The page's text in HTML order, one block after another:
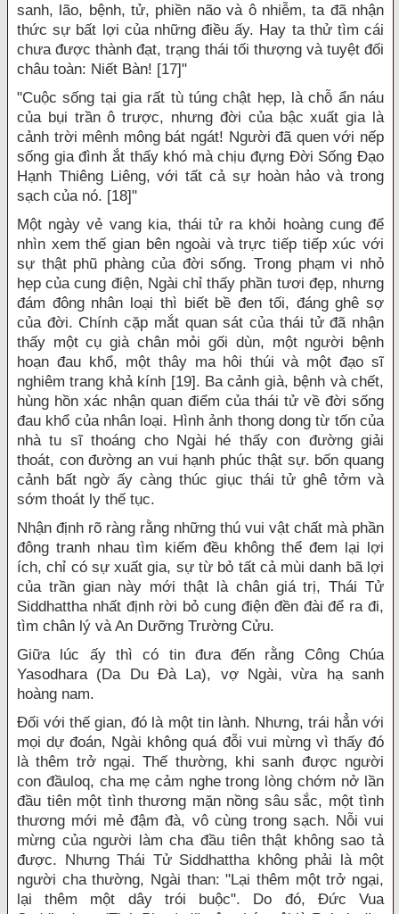
sanh, lão, bệnh, tử, phiền não và ô nhiễm, ta đã nhận
thức sự bất lợi của những điều ấy. Hay ta thử tìm cái
chưa được thành đạt, trạng thái tối thượng và tuyệt đối
châu toàn: Niết Bàn! [17]"
"Cuộc sống tại gia rất tù túng chật hẹp, là chỗ ẩn náu
của bụi trần ô trược, nhưng đời của bậc xuất gia là
cảnh trời mênh mông bát ngát! Người đã quen với nếp
sống gia đình ắt thấy khó mà chịu đựng Đời Sống Đạo
Hạnh Thiêng Liêng, với tất cả sự hoàn hảo và trong
sạch của nó. [18]"
Một ngày vẻ vang kia, thái tử ra khỏi hoàng cung để
nhìn xem thế gian bên ngoài và trực tiếp tiếp xúc với
sự thật phũ phàng của đời sống. Trong phạm vi nhỏ
hẹp của cung điện, Ngài chỉ thấy phần tươi đẹp, nhưng
đám đông nhân loại thì biết bề đen tối, đáng ghê sợ
của đời. Chính cặp mắt quan sát của thái tử đã nhận
thấy một cụ già chân mỏi gối dùn, một người bệnh
hoạn đau khổ, một thây ma hôi thúi và một đạo sĩ
nghiêm trang khả kính [19]. Ba cảnh già, bệnh và chết,
hùng hồn xác nhận quan điểm của thái tử về đời sống
đau khổ của nhân loại. Hình ảnh thong dong từ tốn của
nhà tu sĩ thoáng cho Ngài hé thấy con đường giải
thoát, con đường an vui hạnh phúc thật sự. bốn quang
cảnh bất ngờ ấy càng thúc giục thái tử ghê tởm và
sớm thoát ly thế tục.
Nhận định rõ ràng rằng những thú vui vật chất mà phần
đông tranh nhau tìm kiếm đều không thể đem lại lợi
ích, chỉ có sự xuất gia, sự từ bỏ tất cả mùi danh bã lợi
của trần gian này mới thật là chân giá trị, Thái Tử
Siddhattha nhất định rời bỏ cung điện đền đài để ra đi,
tìm chân lý và An Dưỡng Trường Cửu.
Giữa lúc ấy thì có tin đưa đến rằng Công Chúa
Yasodhara (Da Du Đà La), vợ Ngài, vừa hạ sanh
hoàng nam.
Đối với thế gian, đó là một tin lành. Nhưng, trái hẳn với
mọi dự đoán, Ngài không quá đỗi vui mừng vì thấy đó
là thêm trở ngại. Thế thường, khi sanh được người
con đầuloq, cha mẹ cảm nghe trong lòng chớm nở lần
đầu tiên một tình thương mặn nồng sâu sắc, một tình
thương mới mẻ đậm đà, vô cùng trong sạch. Nỗi vui
mừng của người làm cha đầu tiên thật không sao tả
được. Nhưng Thái Tử Siddhattha không phải là một
người cha thường, Ngài than: "Lại thêm một trở ngại,
lại thêm một dây trói buộc". Do đó, Đức Vua